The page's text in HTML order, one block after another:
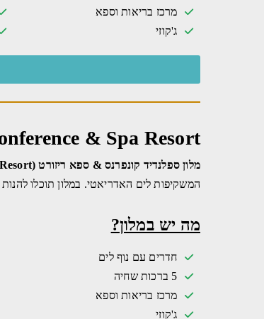
מרכז בריאות וספא
ג'קוזי
& Spa Resort
מלון ספלנדיד קונפרנס & ספא ריזורט (Splendid Conference & Spa Resort)
המשקיפות לים האדריאטי. במלון תוכלו
מה יש במלון?
חדרים עם נוף לים
5 ברכות שחיה
מרכז בריאות וספא
ג'קוזי